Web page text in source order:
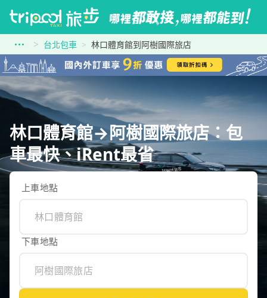
台北包車 林口體育館到阿樹國際旅店
林口體育館→阿樹國際旅店：包
車最快、iRent最省
上車地點
下車地點